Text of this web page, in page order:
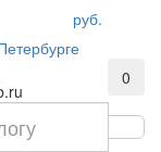
руб.
0